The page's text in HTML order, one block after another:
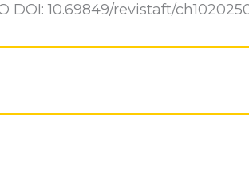
DOI: 10.69849/revistaft/